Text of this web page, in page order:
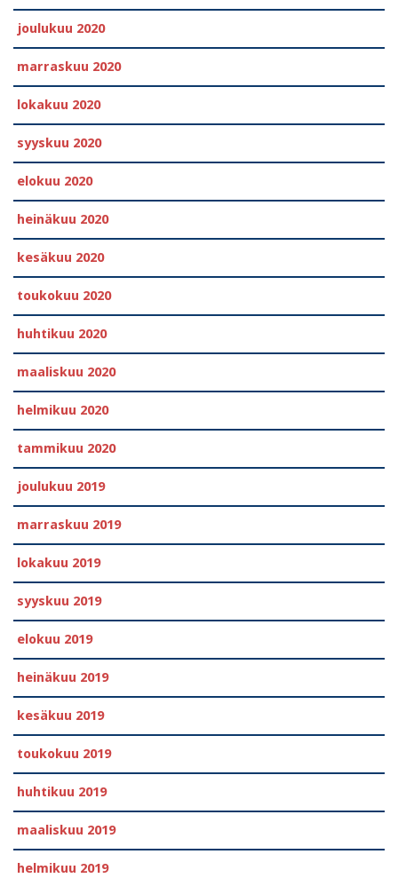
joulukuu 2020
marraskuu 2020
lokakuu 2020
syyskuu 2020
elokuu 2020
heinäkuu 2020
kesäkuu 2020
toukokuu 2020
huhtikuu 2020
maaliskuu 2020
helmikuu 2020
tammikuu 2020
joulukuu 2019
marraskuu 2019
lokakuu 2019
syyskuu 2019
elokuu 2019
heinäkuu 2019
kesäkuu 2019
toukokuu 2019
huhtikuu 2019
maaliskuu 2019
helmikuu 2019